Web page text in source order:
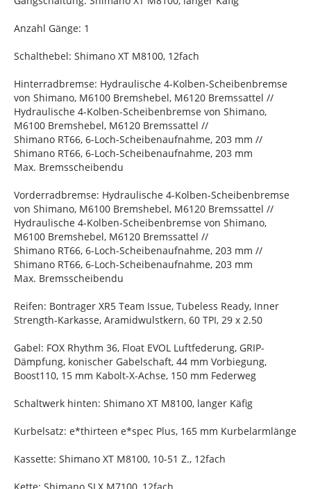
Anzahl Gänge: 1
Schalthebel: Shimano XT M8100, 12fach
Hinterradbremse: Hydraulische 4-Kolben-Scheibenbremse
von Shimano, M6100 Bremshebel, M6120 Bremssattel //
Hydraulische 4-Kolben-Scheibenbremse von Shimano,
M6100 Bremshebel, M6120 Bremssattel //
Shimano RT66, 6-Loch-Scheibenaufnahme, 203 mm //
Shimano RT66, 6-Loch-Scheibenaufnahme, 203 mm
Max. Bremsscheibendu
Vorderradbremse: Hydraulische 4-Kolben-Scheibenbremse
von Shimano, M6100 Bremshebel, M6120 Bremssattel //
Hydraulische 4-Kolben-Scheibenbremse von Shimano,
M6100 Bremshebel, M6120 Bremssattel //
Shimano RT66, 6-Loch-Scheibenaufnahme, 203 mm //
Shimano RT66, 6-Loch-Scheibenaufnahme, 203 mm
Max. Bremsscheibendu
Reifen: Bontrager XR5 Team Issue, Tubeless Ready, Inner
Strength-Karkasse, Aramidwulstkern, 60 TPI, 29 x 2.50
Gabel: FOX Rhythm 36, Float EVOL Luftfederung, GRIP-
Dämpfung, konischer Gabelschaft, 44 mm Vorbiegung,
Boost110, 15 mm Kabolt-X-Achse, 150 mm Federweg
Schaltwerk hinten: Shimano XT M8100, langer Käfig
Kurbelsatz: e*thirteen e*spec Plus, 165 mm Kurbelarmlänge
Kassette: Shimano XT M8100, 10-51 Z., 12fach